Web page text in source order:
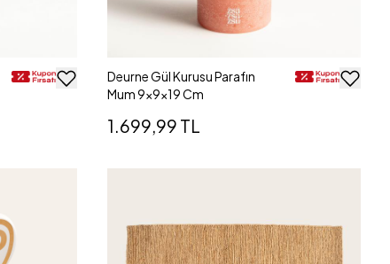
Deurne Gül Kurusu Parafın
Mum 9x9x19 Cm
1.699,99 TL